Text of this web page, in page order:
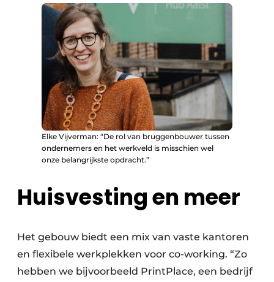
Elke Vijverman: “De rol van bruggenbouwer tussen
ondernemers en het werkveld is misschien wel
onze belangrijkste opdracht.”
Huisvesting en meer
Het gebouw biedt een mix van vaste kantoren
en flexibele werkplekken voor co-working. “Zo
hebben we bijvoorbeeld PrintPlace, een bedrijf